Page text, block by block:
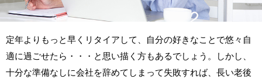
定年よりもっと早くリタイアして、自分の好きなことで悠々自
適に過ごせたら・・・と思い描く方もあるでしょう。しかし、
十分な準備なしに会社を辞めてしまって失敗すれば、長い老後